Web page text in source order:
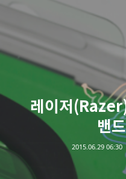
레이저
밴
2015.06.29 06:30